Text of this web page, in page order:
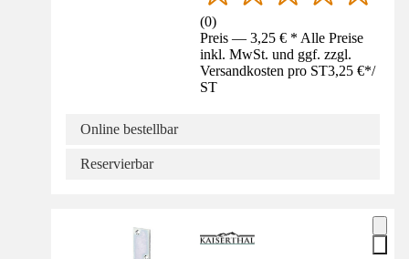
(0)
Preis — 3,25 € * Alle Preise
inkl. MwSt. und ggf. zzgl.
Versandkosten pro ST3,25 €*/
ST
Online bestellbar
Reservierbar